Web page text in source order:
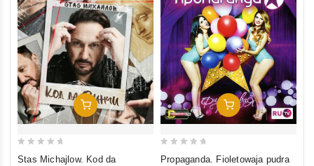
In Den Warenkorb
Stas Michajlow. Kod da
In Den Warenkorb
Propaganda. Fioletowaja pudra